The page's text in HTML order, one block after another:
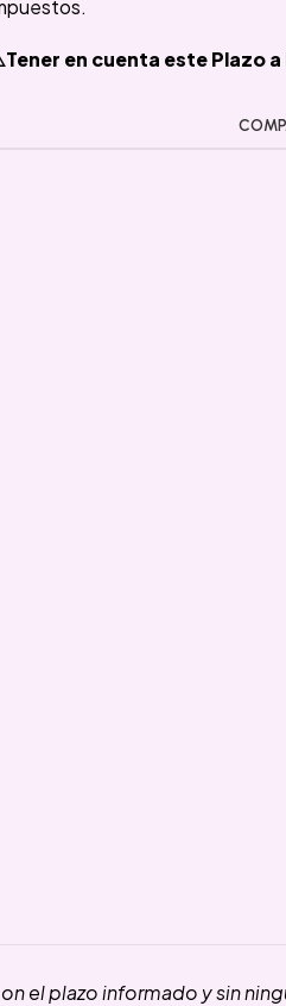
en cuenta este Plazo
el plazo informado y sin